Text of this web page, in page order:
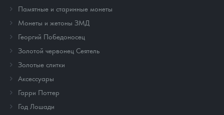
Памятные и старинные монеты
Монеты и жетоны ЗМД
Георгий Победоносец
Золотой червонец Сеятель
Золотые слитки
Аксессуары
Гарри Поттер
Год Лошади